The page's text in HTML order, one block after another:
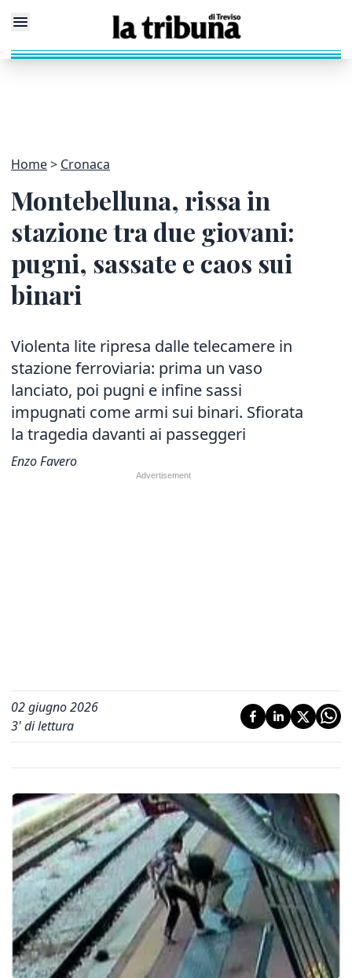
Home Cronaca
Montebelluna, rissa in
stazione tra due giovani:
pugni, sassate e caos sui
binari
Violenta lite ripresa dalle telecamere in
stazione ferroviaria: prima un vaso
lanciato, poi pugni e infine sassi
impugnati come armi sui binari. Sfiorata
la tragedia davanti ai passeggeri
Enzo Favero
02 giugno 2026
3' di lettura